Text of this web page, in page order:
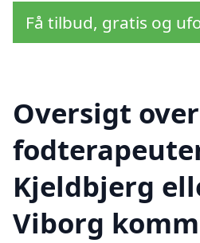
Få tilbud, gratis og
Oversigt over
Kjeldbjerg
Viborg